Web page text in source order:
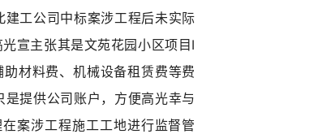
工公司中标案涉工程后未实际
宣主张其是文苑花园小区项目I
材料费、机械设备租赁费等费
提供公司账户，方便高光幸与
案涉工程施工工地进行监督管